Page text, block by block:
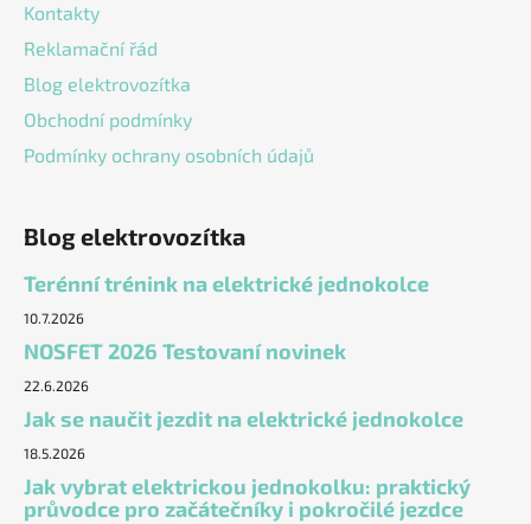
Kontakty
Reklamační řád
Blog elektrovozítka
Obchodní podmínky
Podmínky ochrany osobních údajů
Blog elektrovozítka
Terénní trénink na elektrické jednokolce
10.7.2026
NOSFET 2026 Testovaní novinek
22.6.2026
Jak se naučit jezdit na elektrické jednokolce
18.5.2026
Jak vybrat elektrickou jednokolku: praktický
průvodce pro začátečníky i pokročilé jezdce